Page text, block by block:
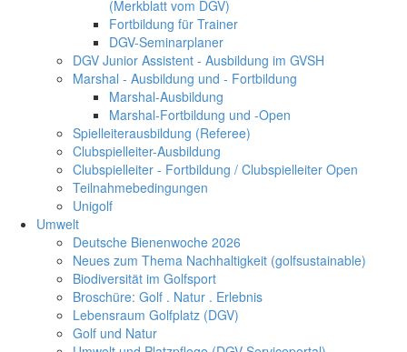
(Merkblatt vom DGV)
Fortbildung für Trainer
DGV-Seminarplaner
DGV Junior Assistent - Ausbildung im GVSH
Marshal - Ausbildung und - Fortbildung
Marshal-Ausbildung
Marshal-Fortbildung und -Open
Spielleiterausbildung (Referee)
Clubspielleiter-Ausbildung
Clubspielleiter - Fortbildung / Clubspielleiter Open
Teilnahmebedingungen
Unigolf
Umwelt
Deutsche Bienenwoche 2026
Neues zum Thema Nachhaltigkeit (golfsustainable)
Biodiversität im Golfsport
Broschüre: Golf . Natur . Erlebnis
Lebensraum Golfplatz (DGV)
Golf und Natur